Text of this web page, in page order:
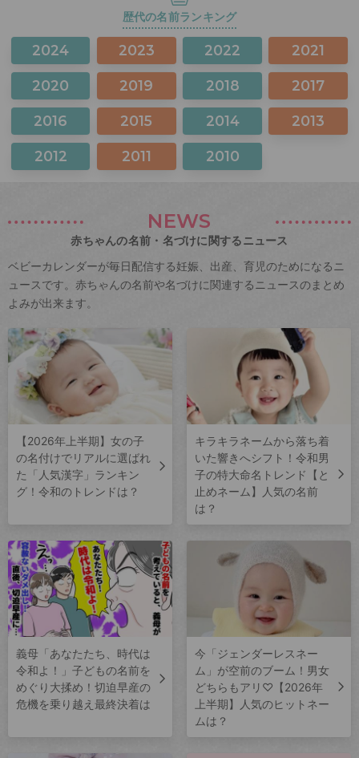
歴代の名前ランキング
2024 2023 2022 2021
2020 2019 2018 2017
2016 2015 2014 2013
2012 2011 2010
NEWS
赤ちゃんの名前・名づけに関するニュース
ベビーカレンダーが毎日配信する妊娠、出産、育児のためになるニ
ュースです。赤ちゃんの名前や名づけに関連するニュースのまとめ
よみが出来ます。
【2026年上半期】女の子
の名付けでリアルに選ばれ
た「人気漢字」ランキン
グ！令和のトレンドは？
キラキラネームから落ち着
いた響きへシフト！令和男
子の特大命名トレンド【と
止めネーム】人気の名前
は？
義母「あなたたち、時代は
令和よ！」子どもの名前を
めぐり大揉め！切迫早産の
危機を乗り越え最終決着は
今「ジェンダーレスネー
ム」が空前のブーム！男女
どちらもアリ♡【2026年
上半期】人気のヒットネー
ムは？